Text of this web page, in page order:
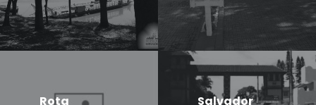
Rota Salvador